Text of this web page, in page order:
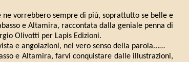
vorrebbero sempre di più, soprattutto se belle e
e Altamira, raccontata dalla geniale penna di
Olivotti per Lapis Edizioni.
e angolazioni, nel vero senso della parola...…
e Altamira, farvi conquistare dalle illustrazioni,